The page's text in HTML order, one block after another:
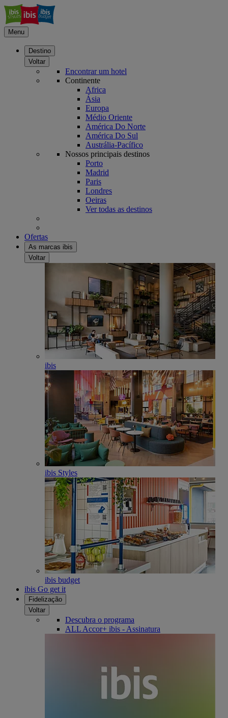
Menu
Destino
Voltar
Encontrar um hotel
Continente
Africa
Ásia
Europa
Médio Oriente
América Do Norte
América Do Sul
Austrália-Pacífico
Nossos principais destinos
Porto
Madrid
Paris
Londres
Oeiras
Ver todas as destinos
Ofertas
As marcas ibis
Voltar
ibis
ibis Styles
ibis budget
ibis Go get it
Fidelização
Voltar
Descubra o programa
ALL Accor+ ibis - Assinatura